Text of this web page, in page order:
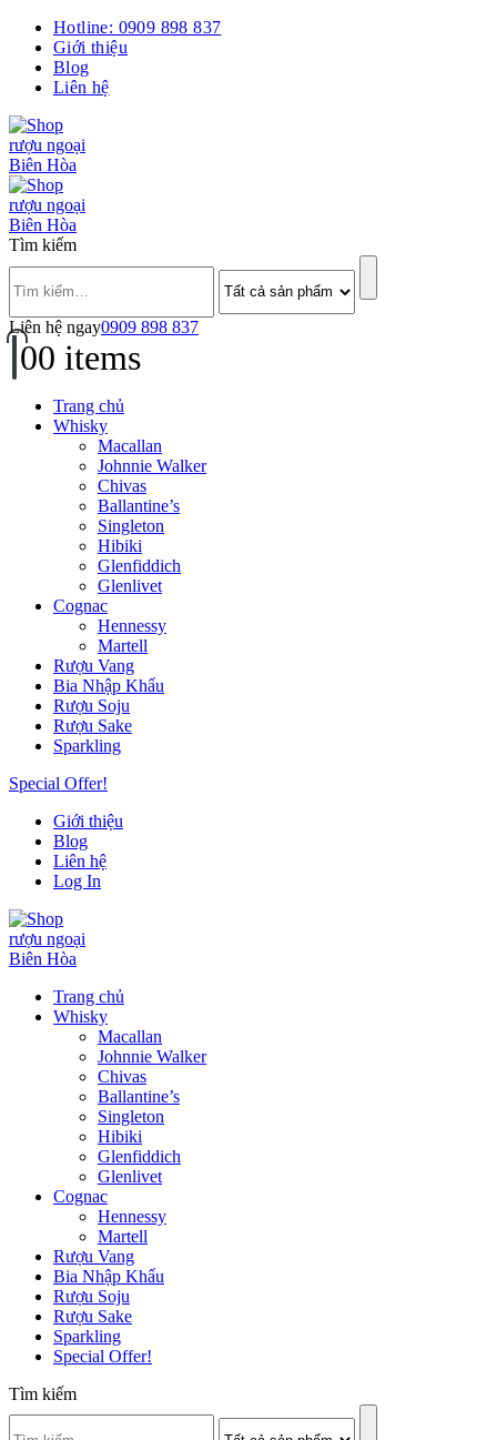
Hotline: 0909 898 837
Giới thiệu
Blog
Liên hệ
Tìm kiếm
Liên hệ ngay0909 898 837
00 items
Trang chủ
Whisky
Macallan
Johnnie Walker
Chivas
Ballantine’s
Singleton
Hibiki
Glenfiddich
Glenlivet
Cognac
Hennessy
Martell
Rượu Vang
Bia Nhập Khẩu
Rượu Soju
Rượu Sake
Sparkling
Special Offer!
Giới thiệu
Blog
Liên hệ
Log In
Trang chủ
Whisky
Macallan
Johnnie Walker
Chivas
Ballantine’s
Singleton
Hibiki
Glenfiddich
Glenlivet
Cognac
Hennessy
Martell
Rượu Vang
Bia Nhập Khẩu
Rượu Soju
Rượu Sake
Sparkling
Special Offer!
Tìm kiếm